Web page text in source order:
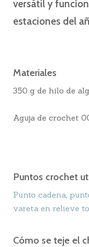
versátil y
estaciones del
Materiales
350 g de hilo de
Aguja de crochet
Puntos crochet
Punto cadena,
vareta en relieve
Cómo se teje el